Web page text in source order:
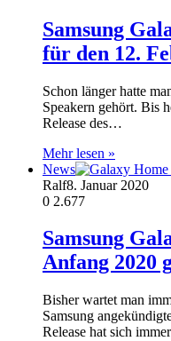
Samsung
für den 12.
Schon länger hatte
Speakern gehört. Bis
Release des…
Mehr lesen »
News
Ralf8. Januar 2020
0 2.677
Samsung
Anfang 2020
Bisher wartet man
Samsung
Release hat sich